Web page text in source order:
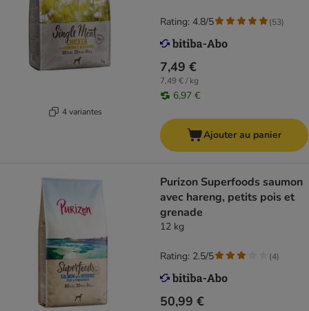
4 variantes
7,49 €
7,49 € / kg
6,97 €
Rating: 4.8/5 (53)
Ajouter au panier
Purizon Superfoods saumon
avec hareng, petits pois et
grenade
12 kg
50,99 €
Rating: 2.5/5 (4)